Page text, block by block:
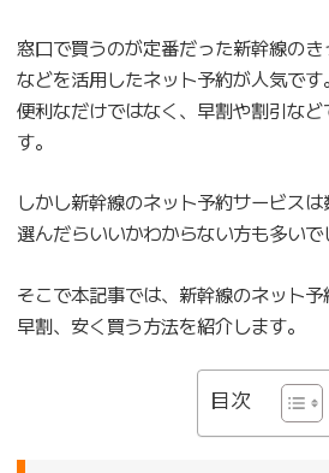
窓口で買うのが定番だった新幹線の
などを活用したネット予約が人気です
便利なだけではなく、早割や割引な
す。
しかし新幹線のネット予約サービス
選んだらいいかわからない方も多いで
そこで本記事では、新幹線のネット
早割、安く買う方法を紹介します。
目次